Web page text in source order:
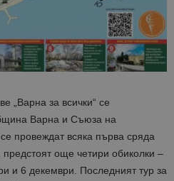
„Варна за всички“ се
Варна и Съюза на
провеждат всяка първа сряда
още четири обиколки –
и 6 декември. Последният тур за